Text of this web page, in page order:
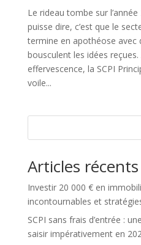
Le rideau tombe sur
puisse dire, c’est que le
termine en apothéose avec
bousculent les idées
effervescence, la SCPI
voile...
Articles récents
Investir 20 000 € en
incontournables et
SCPI sans frais d’entrée :
saisir impérativement en